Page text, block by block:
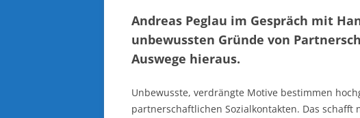
Andreas Peglau im Gespräch mit
unbewussten Gründe von
Auswege hieraus.
Unbewusste, verdrängte Motive bestimmen
partnerschaftlichen Sozialkontakten. Das